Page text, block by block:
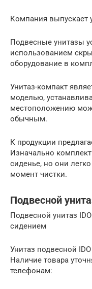
Компания выпускает
Подвесные унитазы
использованием
оборудование в
Унитаз-компакт
моделью,
местоположению
обычным.
К продукции
Изначально
сиденье, но они
момент чистки.
Подвесной
Подвесной унитаз
сидением
Унитаз подвесной
Наличие товара
телефонам: